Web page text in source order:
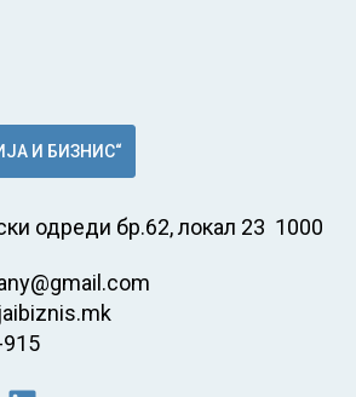
И БИЗНИС“
одреди бр.62, локал 23 1000